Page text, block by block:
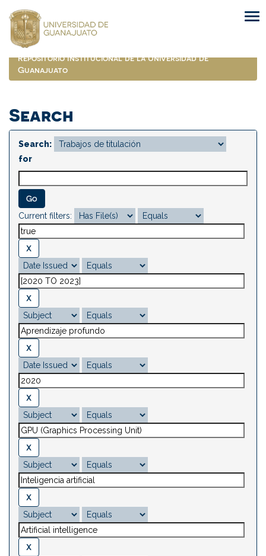
navigation
Repositorio Institucional de la Universidad de
Guanajuato
Search
Search:
for
Current filters: